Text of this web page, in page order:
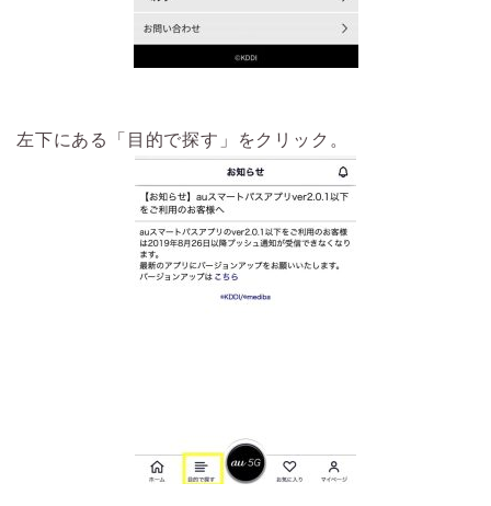
左下にある「目的で探す」をクリック。